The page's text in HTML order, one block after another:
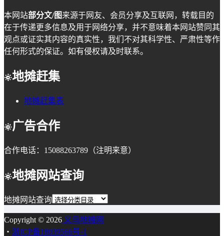
本网站部分文/图来源于网友、会员分享及互联网，转载目的
在于传递更多信息及用于网络分享，并不意味着本网站赞同其
观点或证实其内容的真实性，我们不对其科学性、严肃性等作
任何形式的保证。如有侵权请及时联系。
地摊赶集
地摊赶集表
广告合作
合作电话：15088263789（注明来意）
地摊网站查询
地摊网站查询
Copyright © 2026 义乌地摊网
・ 浙ICP备18039566号-1